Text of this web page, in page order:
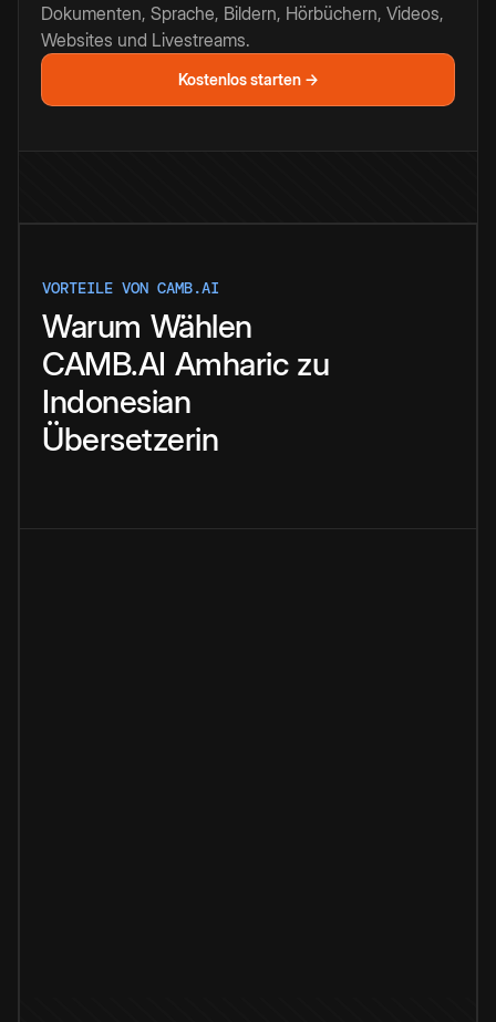
Dokumenten, Sprache, Bildern, Hörbüchern, Videos,
Websites und Livestreams.
Kostenlos starten →
VORTEILE VON CAMB.AI
Warum Wählen
CAMB.AI Amharic zu
Indonesian
Übersetzerin